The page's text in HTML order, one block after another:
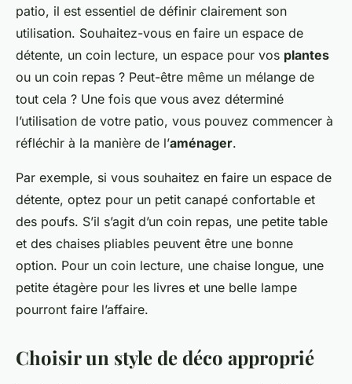
patio, il est essentiel de définir clairement son
utilisation. Souhaitez-vous en faire un espace de
détente, un coin lecture, un espace pour vos plantes
ou un coin repas ? Peut-être même un mélange de
tout cela ? Une fois que vous avez déterminé
l’utilisation de votre patio, vous pouvez commencer à
réfléchir à la manière de l’aménager.
Par exemple, si vous souhaitez en faire un espace de
détente, optez pour un petit canapé confortable et
des poufs. S’il s’agit d’un coin repas, une petite table
et des chaises pliables peuvent être une bonne
option. Pour un coin lecture, une chaise longue, une
petite étagère pour les livres et une belle lampe
pourront faire l’affaire.
Choisir un style de déco approprié